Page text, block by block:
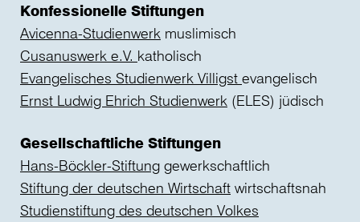
Konfessionelle Stiftungen
Avicenna-Studienwerk muslimisch
Cusanuswerk e.V. katholisch
Evangelisches Studienwerk Villigst evangelisch
Ernst Ludwig Ehrich Studienwerk (ELES) jüdisch
Gesellschaftliche Stiftungen
Hans-Böckler-Stiftung gewerkschaftlich
Stiftung der deutschen Wirtschaft wirtschaftsnah
Studienstiftung des deutschen Volkes